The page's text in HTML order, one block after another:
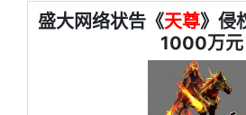
盛大网络状告《天尊》侵
1000万元